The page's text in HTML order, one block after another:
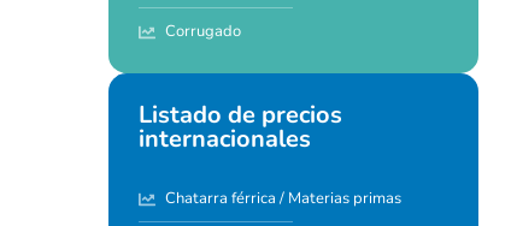
Corrugado
Listado de precios
internacionales
Chatarra férrica / Materias primas